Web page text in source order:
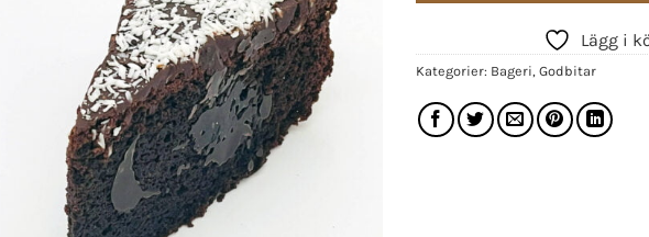
Lägg i
Kategorier: Bageri,Godbitar